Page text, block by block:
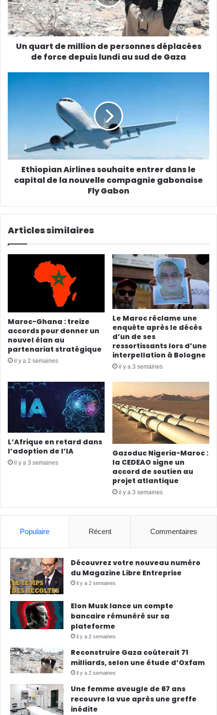
Un quart de million de personnes déplacées
de force depuis lundi au sud de Gaza
Ethiopian Airlines souhaite entrer dans le
capital de la nouvelle compagnie gabonaise
Fly Gabon
Articles similaires
Maroc-Ghana : treize
accords pour donner un
nouvel élan au
partenariat stratégique
il y a 2 semaines
Le Maroc réclame une
enquête après le décès
d’un de ses
ressortissants lors d’une
interpellation à Bologne
il y a 3 semaines
L’Afrique en retard dans
l’adoption de l’IA
il y a 3 semaines
Gazoduc Nigeria-Maroc :
la CEDEAO signe un
accord de soutien au
projet atlantique
il y a 3 semaines
Populaire Récent Commentaires
Découvrez votre nouveau numéro
du Magazine Libre Entreprise
il y a 2 semaines
Elon Musk lance un compte
bancaire rémunéré sur sa
plateforme
il y a 2 semaines
Reconstruire Gaza coûterait 71
milliards, selon une étude d’Oxfam
il y a 2 semaines
Une femme aveugle de 67 ans
recouvre la vue après une greffe
inédite